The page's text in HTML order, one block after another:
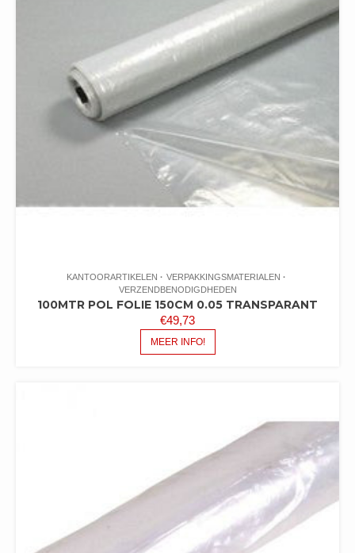
KANTOORARTIKELEN
VERPAKKINGSMATERIALEN
VERZENDBENODIGDHEDEN
100MTR POL FOLIE 150CM 0.05 TRANSPARANT
€49,73
MEER INFO!